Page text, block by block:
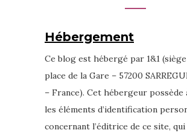
Hébergement
Ce blog est hébergé par 1&1
place de la Gare – 57200
– France). Cet hébergeur possède
les éléments d’identification
concernant l’éditrice de ce site,